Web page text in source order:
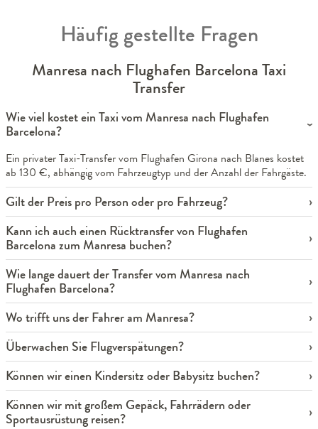
Häufig gestellte Fragen
Manresa nach Flughafen Barcelona Taxi
Transfer
Wie viel kostet ein Taxi vom Manresa nach Flughafen
Barcelona?
Ein privater Taxi-Transfer vom Flughafen Girona nach Blanes kostet
ab 130 €, abhängig vom Fahrzeugtyp und der Anzahl der Fahrgäste.
Gilt der Preis pro Person oder pro Fahrzeug?
Kann ich auch einen Rücktransfer von Flughafen
Barcelona zum Manresa buchen?
Wie lange dauert der Transfer vom Manresa nach
Flughafen Barcelona?
Wo trifft uns der Fahrer am Manresa?
Überwachen Sie Flugverspätungen?
Können wir einen Kindersitz oder Babysitz buchen?
Können wir mit großem Gepäck, Fahrrädern oder
Sportausrüstung reisen?